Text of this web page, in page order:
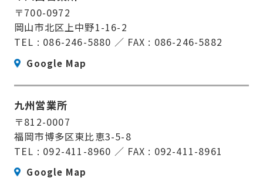
〒700-0972
岡山市北区上中野1-16-2
TEL : 086-246-5880 ／ FAX : 086-246-5882
Google Map
九州営業所
〒812-0007
福岡市博多区東比恵3-5-8
TEL : 092-411-8960 ／ FAX : 092-411-8961
Google Map